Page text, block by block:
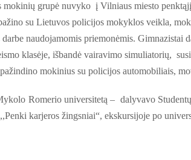
mokinių grupė nuvyko į Vilniaus miesto
su Lietuvos policijos mokyklos veikla,
naudojamomis priemonėmis. Gimnazistai
klasėje, išbandė vairavimo simuliatorių,
mokinius su policijos automobiliais,
Romerio universitetą – dalyvavo
karjeros žingsniai“, ekskursijoje po